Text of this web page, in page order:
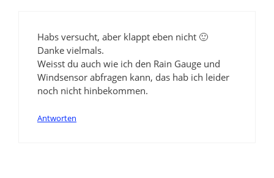
Habs versucht, aber klappt eben nicht 🙂
Danke vielmals.
Weisst du auch wie ich den Rain Gauge und
Windsensor abfragen kann, das hab ich leider
noch nicht hinbekommen.
Antworten